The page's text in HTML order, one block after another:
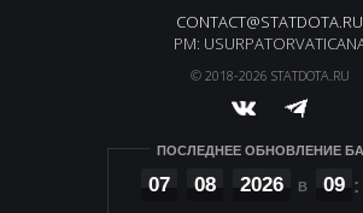
CONTACT@STATDOTA.RU
PM:
© 2018-2026 STATDOTA.RU
ПОСЛЕДНЕЕ ОБНОВЛЕНИЕ
07 08 2026 09